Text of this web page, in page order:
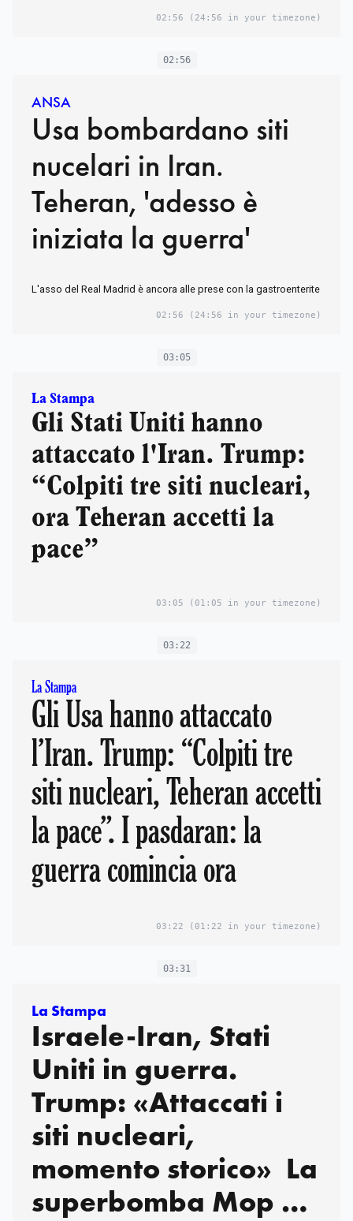
02:56 (24:56 in your timezone)
02:56
ANSA
Usa bombardano siti
nucelari in Iran.
Teheran, 'adesso è
iniziata la guerra'
L'asso del Real Madrid è ancora alle prese con la gastroenterite
02:56 (24:56 in your timezone)
03:05
La Stampa
Gli Stati Uniti hanno
attaccato l'Iran. Trump:
“Colpiti tre siti nucleari,
ora Teheran accetti la
pace”
03:05 (01:05 in your timezone)
03:22
La Stampa
Gli Usa hanno attaccato
l’Iran. Trump: “Colpiti tre
siti nucleari, Teheran accetti
la pace”. I pasdaran: la
guerra comincia ora
03:22 (01:22 in your timezone)
03:31
La Stampa
Israele-Iran, Stati
Uniti in guerra.
Trump: «Attaccati i
siti nucleari,
momento storico» La
superbomba Mop e i